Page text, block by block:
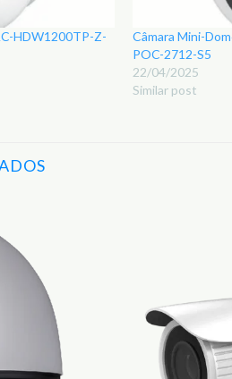
HDW1200TP-Z-
Câmara Mini-
POC-2712-S5
22/04/2025
Similar post